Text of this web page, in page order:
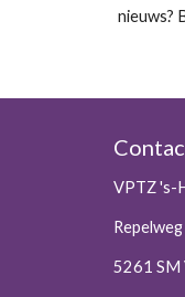
nieuws?
VPTZ 's-
Repelweg
5261 SM